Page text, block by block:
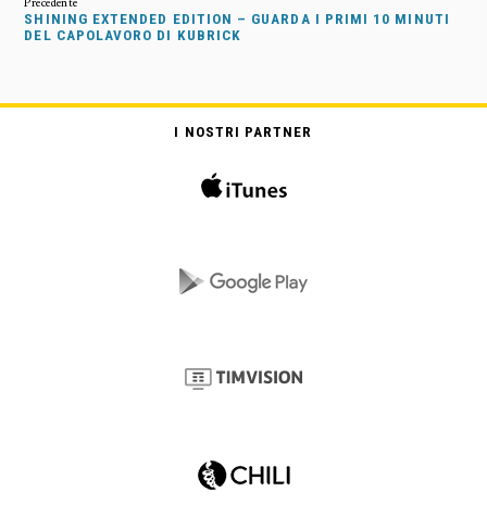
SHINING EXTENDED EDITION – GUARDA I PRIMI 10 MINUTI
DEL CAPOLAVORO DI KUBRICK
I NOSTRI PARTNER